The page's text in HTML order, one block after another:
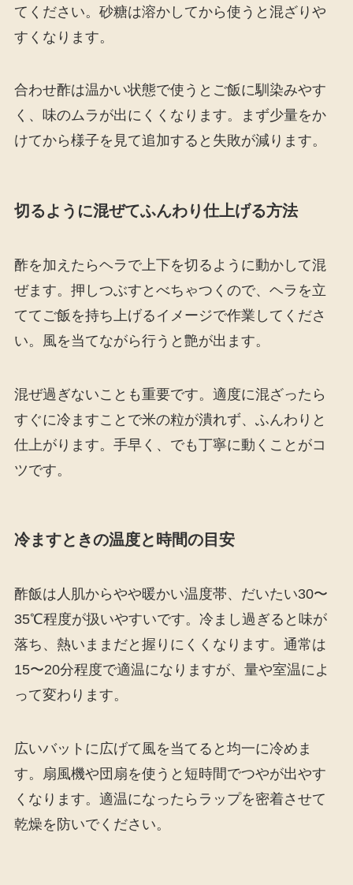
てください。砂糖は溶かしてから使うと混ざりや
すくなります。
合わせ酢は温かい状態で使うとご飯に馴染みやす
く、味のムラが出にくくなります。まず少量をか
けてから様子を見て追加すると失敗が減ります。
切るように混ぜてふんわり仕上げる方法
酢を加えたらヘラで上下を切るように動かして混
ぜます。押しつぶすとべちゃつくので、ヘラを立
ててご飯を持ち上げるイメージで作業してくださ
い。風を当てながら行うと艶が出ます。
混ぜ過ぎないことも重要です。適度に混ざったら
すぐに冷ますことで米の粒が潰れず、ふんわりと
仕上がります。手早く、でも丁寧に動くことがコ
ツです。
冷ますときの温度と時間の目安
酢飯は人肌からやや暖かい温度帯、だいたい30〜
35℃程度が扱いやすいです。冷まし過ぎると味が
落ち、熱いままだと握りにくくなります。通常は
15〜20分程度で適温になりますが、量や室温によ
って変わります。
広いバットに広げて風を当てると均一に冷めま
す。扇風機や団扇を使うと短時間でつやが出やす
くなります。適温になったらラップを密着させて
乾燥を防いでください。